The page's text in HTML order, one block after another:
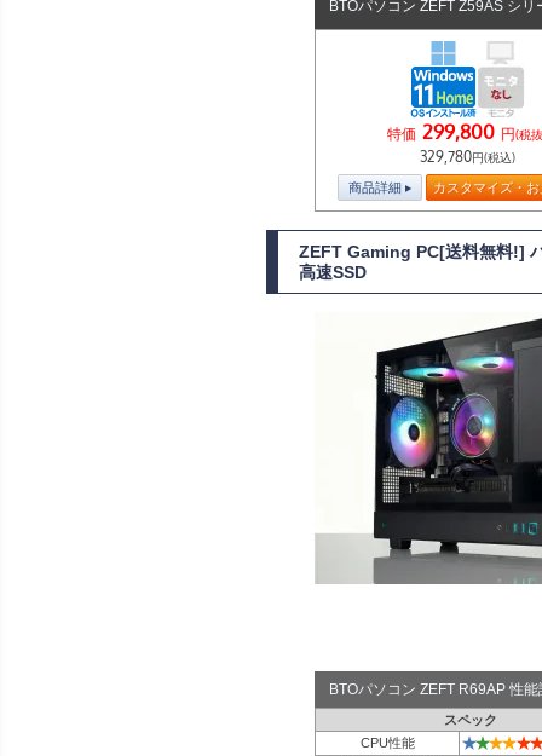
BTOパソコン ZEFT Z59AS シリ
特価 299,800 円(税
329,780円(税込)
商品詳細 カスタマイズ・
ZEFT Gaming PC[送料無料!]
高速SSD
BTOパソコン ZEFT R69AP 性
スペック
CPU性能
★★★★★★